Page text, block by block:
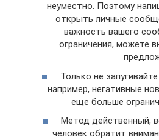
неуместно. Поэтому
открыть личные
важность вашего
ограничения, можете
Только не
например, негативные
еще больше
Метод действенный,
человек обратит